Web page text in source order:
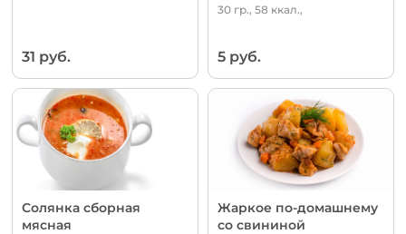
31 руб.
30 гр., 58 ккал.,
5 руб.
Солянка сборная
мясная
Жаркое по-домашнему
со свининой